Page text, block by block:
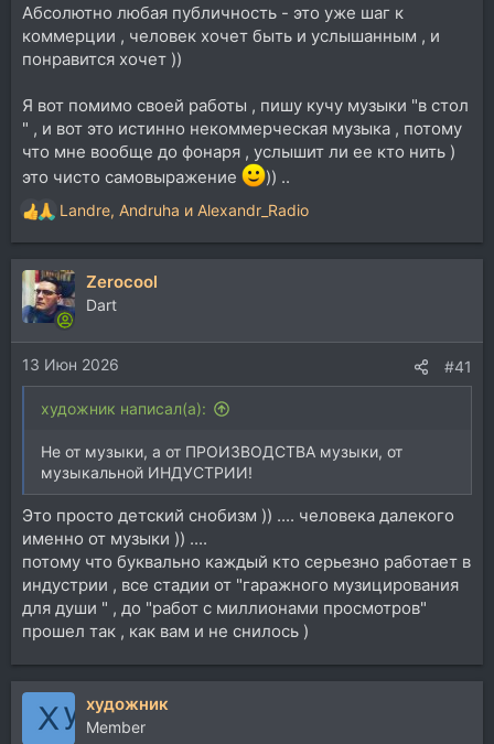
Абсолютно любая публичность - это уже шаг к
коммерции , человек хочет быть и услышанным , и
понравится хочет ))
Я вот помимо своей работы , пишу кучу музыки "в стол
" , и вот это истинно некоммерческая музыка , потому
что мне вообще до фонаря , услышит ли ее кто нить )
это чисто самовыражение
)) ..
Р
е
а
к
ц
и
и
:
Landre, Andruha и Alexandr_Radio
Zerocool
Dart
13 Июн 2026 #41
художник написал(а):
Не от музыки, а от ПРОИЗВОДСТВА музыки, от
музыкальной ИНДУСТРИИ!
Это просто детский снобизм )) .... человека далекого
именно от музыки )) ....
потому что буквально каждый кто серьезно работает в
индустрии , все стадии от "гаражного музицирования
для души " , до "работ с миллионами просмотров"
прошел так , как вам и не снилось )
художник
Member